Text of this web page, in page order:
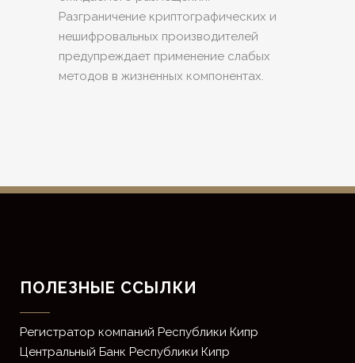
Разграничение криптографических и
нешифровальных производителей
предупреждает применение слабых
методов в жизненных компонентах.
ПОЛЕЗНЫЕ ССЫЛКИ
Регистратор компаний Республики Кипр
Центральный Банк Республики Кипр